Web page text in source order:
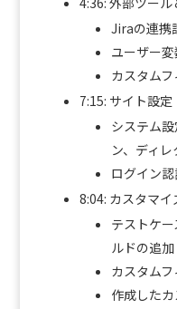
Jiraの連携
ユーザー
カスタム
7:15: サイト設定
システム
ン、ディレ
ログイン
8:04: カスタマイ
テストケ
ルドの追加
カスタム
作成した